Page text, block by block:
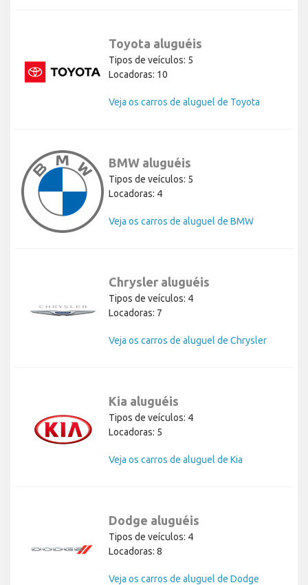
Toyota aluguéis
Tipos de veículos: 5
Locadoras: 10
Veja os carros de aluguel de Toyota
BMW aluguéis
Tipos de veículos: 5
Locadoras: 4
Veja os carros de aluguel de BMW
Chrysler aluguéis
Tipos de veículos: 4
Locadoras: 7
Veja os carros de aluguel de Chrysler
Kia aluguéis
Tipos de veículos: 4
Locadoras: 5
Veja os carros de aluguel de Kia
Dodge aluguéis
Tipos de veículos: 4
Locadoras: 8
Veja os carros de aluguel de Dodge